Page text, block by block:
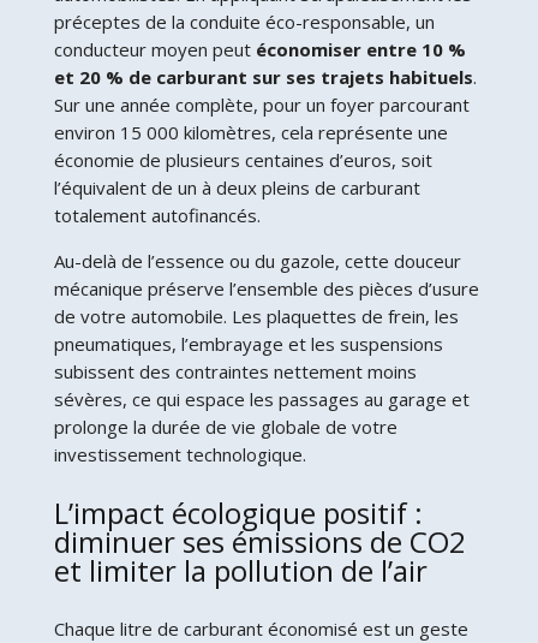
préceptes de la conduite éco-responsable, un
conducteur moyen peut économiser entre 10 %
et 20 % de carburant sur ses trajets habituels.
Sur une année complète, pour un foyer parcourant
environ 15 000 kilomètres, cela représente une
économie de plusieurs centaines d’euros, soit
l’équivalent de un à deux pleins de carburant
totalement autofinancés.
Au-delà de l’essence ou du gazole, cette douceur
mécanique préserve l’ensemble des pièces d’usure
de votre automobile. Les plaquettes de frein, les
pneumatiques, l’embrayage et les suspensions
subissent des contraintes nettement moins
sévères, ce qui espace les passages au garage et
prolonge la durée de vie globale de votre
investissement technologique.
L’impact écologique positif :
diminuer ses émissions de CO2
et limiter la pollution de l’air
Chaque litre de carburant économisé est un geste